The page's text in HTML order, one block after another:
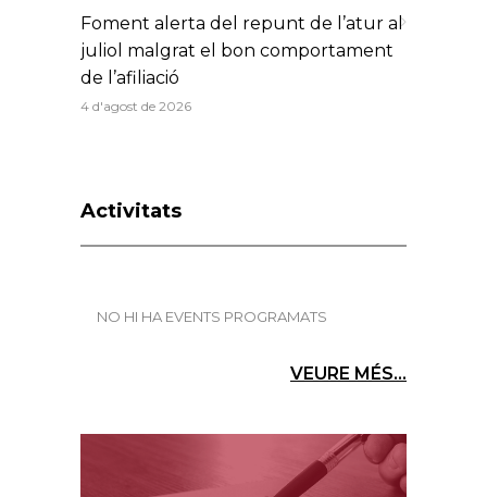
Foment alerta del repunt de l’atur al
juliol malgrat el bon comportament
de l’afiliació
4 d'agost de 2026
Activitats
NO HI HA EVENTS PROGRAMATS
VEURE MÉS...